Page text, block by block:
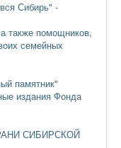
Сибирь" -
также помощников,
семейных
памятник"
издания Фонда
СИБИРСКОЙ